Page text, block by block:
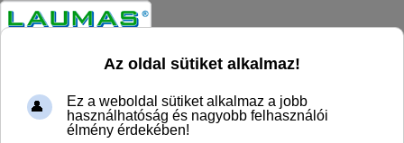
Az oldal sütiket alkalmaz!
Ez a weboldal sütiket alkalmaz a jobb
használhatóság és nagyobb felhasználói
élmény érdekében!